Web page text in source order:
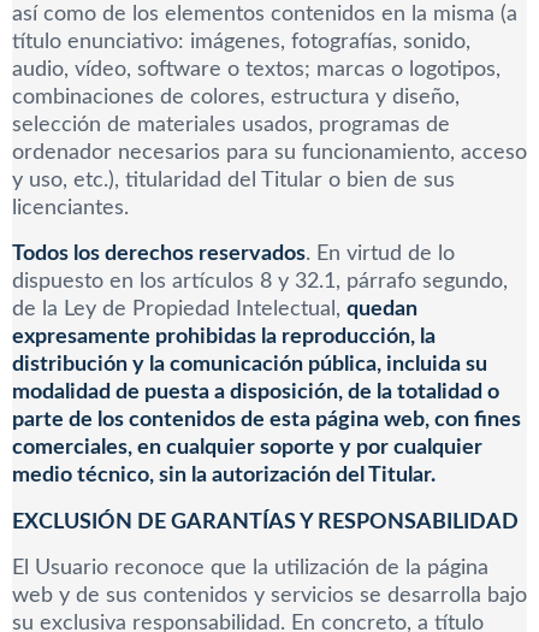
así como de los elementos contenidos en la misma (a
título enunciativo: imágenes, fotografías, sonido,
audio, vídeo, software o textos; marcas o logotipos,
combinaciones de colores, estructura y diseño,
selección de materiales usados, programas de
ordenador necesarios para su funcionamiento, acceso
y uso, etc.), titularidad del Titular o bien de sus
licenciantes.
Todos los derechos reservados. En virtud de lo
dispuesto en los artículos 8 y 32.1, párrafo segundo,
de la Ley de Propiedad Intelectual, quedan
expresamente prohibidas la reproducción, la
distribución y la comunicación pública, incluida su
modalidad de puesta a disposición, de la totalidad o
parte de los contenidos de esta página web, con fines
comerciales, en cualquier soporte y por cualquier
medio técnico, sin la autorización del Titular.
EXCLUSIÓN DE GARANTÍAS Y RESPONSABILIDAD
El Usuario reconoce que la utilización de la página
web y de sus contenidos y servicios se desarrolla bajo
su exclusiva responsabilidad. En concreto, a título